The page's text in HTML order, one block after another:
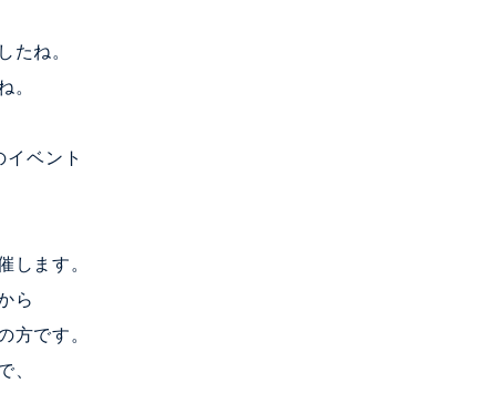
たね。
。
ベント
します。
ら
方です。
、